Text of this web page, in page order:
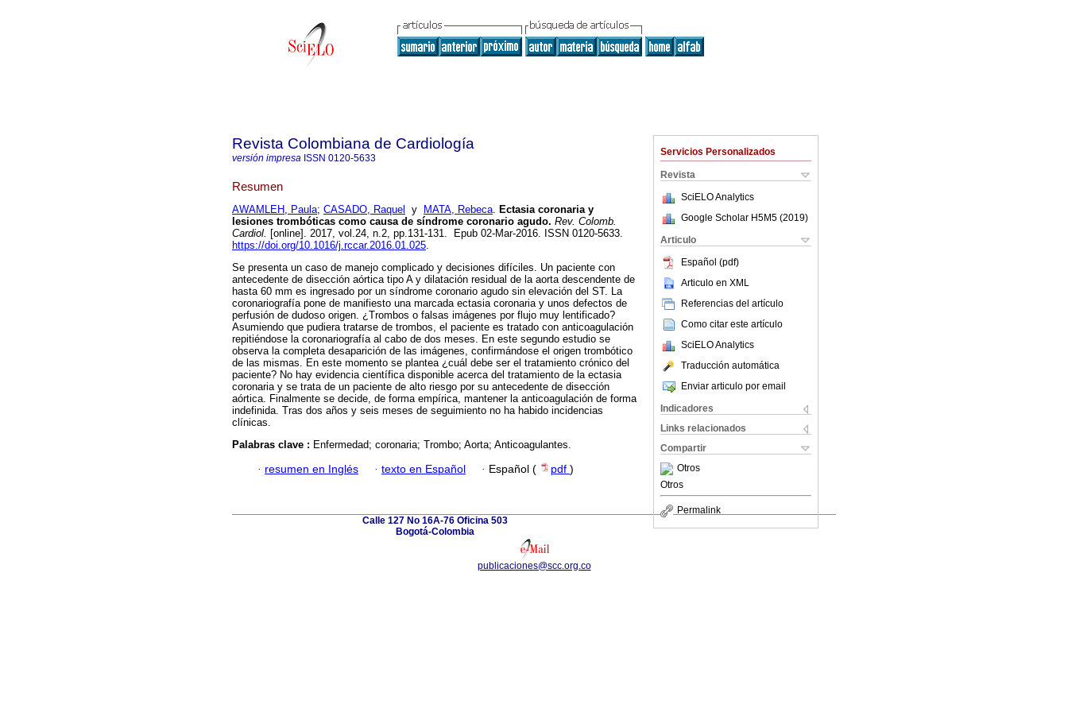
Servicios Personalizados
Revista
SciELO Analytics
Google Scholar H5M5 (2019)
Articulo
Español (pdf)
Articulo en XML
Referencias del artículo
Como citar este artículo
SciELO Analytics
Traducción automática
Enviar articulo por email
Indicadores
Links relacionados
Compartir
Otros
Otros
Permalink
Revista Colombiana de Cardiología
versión impresa ISSN 0120-5633
Resumen
AWAMLEH, Paula; CASADO, Raquel y MATA, Rebeca. Ectasia coronaria y
lesiones trombóticas como causa de síndrome coronario agudo. Rev. Colomb.
Cardiol. [online]. 2017, vol.24, n.2, pp.131-131. Epub 02-Mar-2016. ISSN 0120-5633.
https://doi.org/10.1016/j.rccar.2016.01.025.
Se presenta un caso de manejo complicado y decisiones difíciles. Un paciente con
antecedente de disección aórtica tipo A y dilatación residual de la aorta descendente de
hasta 60 mm es ingresado por un síndrome coronario agudo sin elevación del ST. La
coronariografía pone de manifiesto una marcada ectasia coronaria y unos defectos de
perfusión de dudoso origen. ¿Trombos o falsas imágenes por flujo muy lentificado?
Asumiendo que pudiera tratarse de trombos, el paciente es tratado con anticoagulación
repitiéndose la coronariografía al cabo de dos meses. En este segundo estudio se
observa la completa desaparición de las imágenes, confirmándose el origen trombótico
de las mismas. En este momento se plantea ¿cuál debe ser el tratamiento crónico del
paciente? No hay evidencia científica disponible acerca del tratamiento de la ectasia
coronaria y se trata de un paciente de alto riesgo por su antecedente de disección
aórtica. Finalmente se decide, de forma empírica, mantener la anticoagulación de forma
indefinida. Tras dos años y seis meses de seguimiento no ha habido incidencias
clínicas.
Palabras clave : Enfermedad; coronaria; Trombo; Aorta; Anticoagulantes.
· resumen en Inglés · texto en Español · Español ( pdf )
Calle 127 No 16A-76 Oficina 503
Bogotá-Colombia
publicaciones@scc.org.co